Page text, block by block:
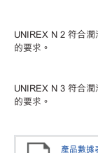
UNIREX N 2 符合
的要求。
UNIREX N 3 符合
的要求。
產品數據